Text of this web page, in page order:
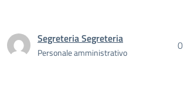
Segreteria Segreteria
Personale amministrativo 0